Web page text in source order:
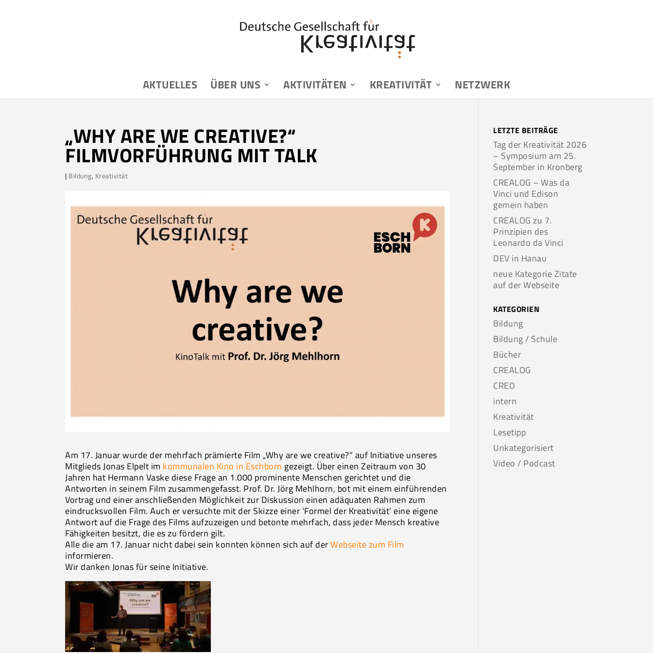
AKTUELLES ÜBER UNS AKTIVITÄTEN KREATIVITÄT NETZWERK
„WHY ARE WE CREATIVE?“
FILMVORFÜHRUNG MIT TALK
| Bildung, Kreativität
Am 17. Januar wurde der mehrfach prämierte Film „Why are we creative?“ auf Initiative unseres
Mitglieds Jonas Elpelt im kommunalen Kino in Eschborn gezeigt. Über einen Zeitraum von 30
Jahren hat Hermann Vaske diese Frage an 1.000 prominente Menschen gerichtet und die
Antworten in seinem Film zusammengefasst. Prof. Dr. Jörg Mehlhorn, bot mit einem einführenden
Vortrag und einer anschließenden Möglichkeit zur Diskussion einen adäquaten Rahmen zum
eindrucksvollen Film. Auch er versuchte mit der Skizze einer ‘Formel der Kreativität’ eine eigene
Antwort auf die Frage des Films aufzuzeigen und betonte mehrfach, dass jeder Mensch kreative
Fähigkeiten besitzt, die es zu fördern gilt.
Alle die am 17. Januar nicht dabei sein konnten können sich auf derWebseite zum Film
informieren.
Wir danken Jonas für seine Initiative.
LETZTE BEITRÄGE
Tag der Kreativität 2026
– Symposium am 25.
September in Kronberg
CREALOG – Was da
Vinci und Edison
gemein haben
CREALOG zu 7.
Prinzipien des
Leonardo da Vinci
DEV in Hanau
neue Kategorie Zitate
auf der Webseite
KATEGORIEN
Bildung
Bildung / Schule
Bücher
CREALOG
CREO
intern
Kreativität
Lesetipp
Unkategorisiert
Video / Podcast